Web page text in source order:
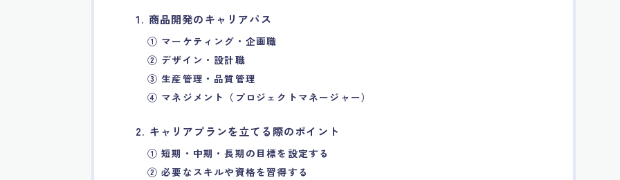
1. 商品開発のキャリアパス
① マーケティング・企画職
② デザイン・設計職
③ 生産管理・品質管理
④ マネジメント（プロジェクトマネージャー）
2. キャリアプランを立てる際のポイント
① 短期・中期・長期の目標を設定する
② 必要なスキルや資格を習得する